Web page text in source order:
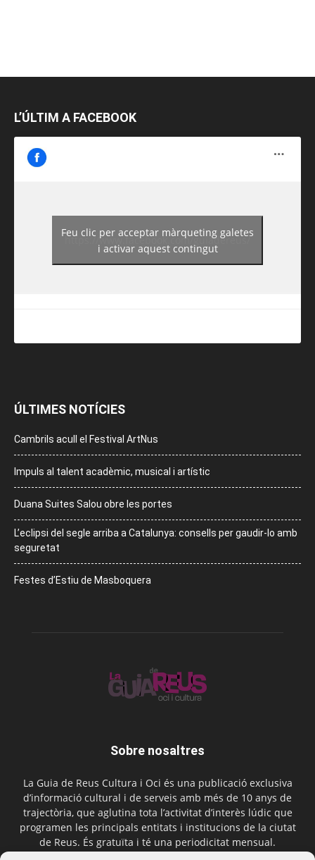
L’ÚLTIM A FACEBOOK
https://www.facebook.com/guiadereus/
Feu clic per acceptar màrqueting galetes
i activar aquest contingut
ÚLTIMES NOTÍCIES
Cambrils acull el Festival ArtNus
Impuls al talent acadèmic, musical i artístic
Duana Suites Salou obre les portes
L’eclipsi del segle arriba a Catalunya: consells per gaudir-lo amb
seguretat
Festes d’Estiu de Masboquera
Sobre nosaltres
La Guia de Reus Cultura i Oci és una publicació exclusiva
d’informació cultural i de serveis amb més de 10 anys de
trajectòria, que aglutina tota l’activitat d’interès lúdic que
programen les principals entitats i institucions de la ciutat
de Reus. És gratuïta i té una periodicitat mensual.